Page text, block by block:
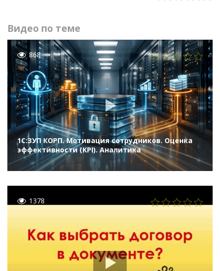
Видео по теме
868
1С:ЗУП КОРП. Мотивация сотрудников. Оценка
эффективности (KPI). Аналитика
1378